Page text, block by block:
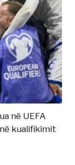
në UEFA
kualifikimit